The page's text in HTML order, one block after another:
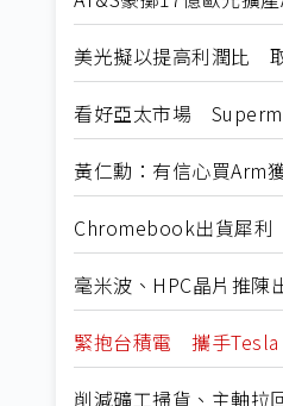
美光擬以提高利潤比
看好亞太市場
黃仁勳：有信心買Arm
Chromebook出貨犀
毫米波、HPC晶片推
緊抱台積電 攜手Tesla
削減礦工掃貨、主軸